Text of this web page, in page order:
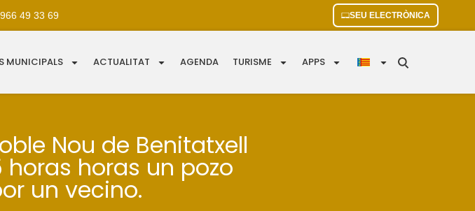
966 49 33 69 SEU ELECTRÒNICA
MUNICIPALS ACTUALITAT AGENDA TURISME APPS
Nou de Benitatxell
horas horas un pozo
un vecino.